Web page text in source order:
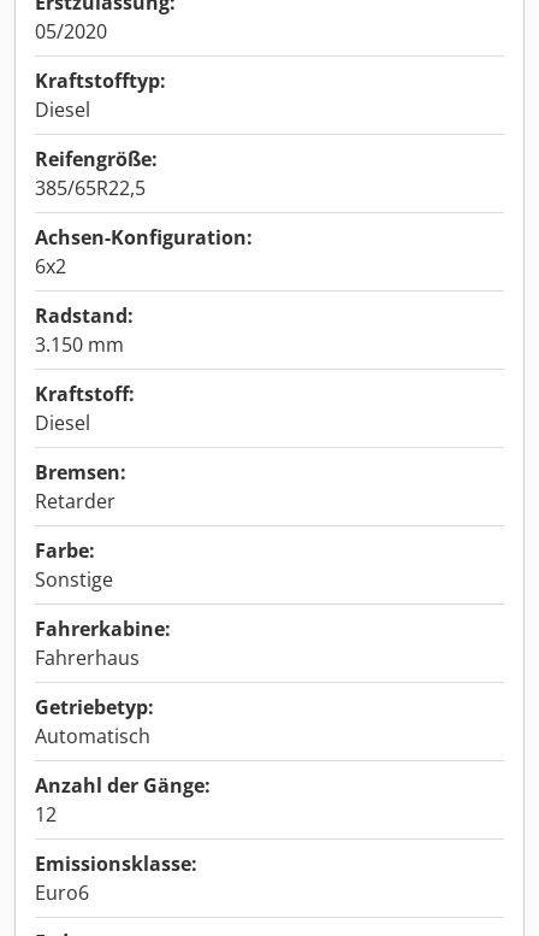
05/2020
Kraftstofftyp:
Diesel
Reifengröße:
385/65R22,5
Achsen-Konfiguration:
6x2
Radstand:
3.150 mm
Kraftstoff:
Diesel
Bremsen:
Retarder
Farbe:
Sonstige
Fahrerkabine:
Fahrerhaus
Getriebetyp:
Automatisch
Anzahl der Gänge:
12
Emissionsklasse:
Euro6